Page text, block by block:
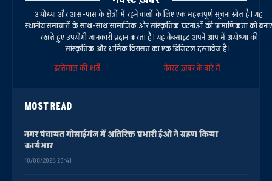
अयोध्या और आस-पास के क्षेत्रों में रहने वालों के लिए एक महत्वपूर्ण सूचना स्रोत है। यह
स्थानीय समाचारों के साथ-साथ सामाजिक और सांस्कृतिक घटनाओं की प्रामाणिकता को बनाए
रखते हुए उपयोगी जानकारी प्रदान करता है। यह वेबसाइट अपने आप में अयोध्या की
सांस्कृतिक और धार्मिक विरासत का एक डिजिटल दस्तावेज है।.
इस्तेमाल की शर्तें
नेक्स्ट ख़बर के बारे में
MOST READ
नगर पंचायत गोसाईगंज में अतिरिक्त प्रभारी ईओ ने ग्रहण किया
कार्यभार
10/08/2026 23:41